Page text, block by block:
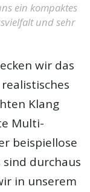
ein kompaktes
und sehr
wir das
Klang
Multi-
beispiellose
sind durchaus
in unserem